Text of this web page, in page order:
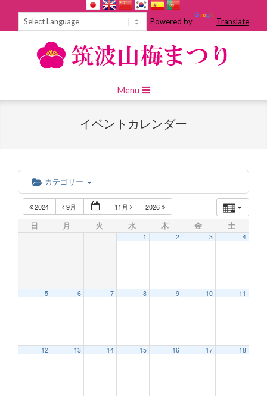
Powered by Translate
Navigation
Menu
イベントカレンダー
カテゴリー
2024 9月 11月 2026
日 月 火 水 木 金 土
1 2 3 4
5 6 7 8 9 10 11
12 13 14 15 16 17 18